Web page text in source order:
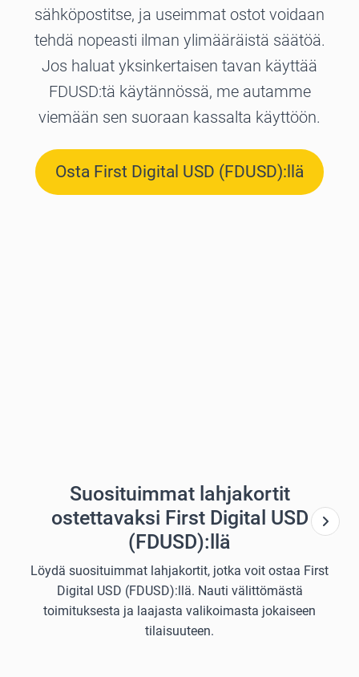
sähköpostitse, ja useimmat ostot voidaan
tehdä nopeasti ilman ylimääräistä säätöä.
Jos haluat yksinkertaisen tavan käyttää
FDUSD:tä käytännössä, me autamme
viemään sen suoraan kassalta käyttöön.
Osta First Digital USD (FDUSD):llä
Suosituimmat lahjakortit
ostettavaksi First Digital USD
(FDUSD):llä
Löydä suosituimmat lahjakortit, jotka voit ostaa First
Digital USD (FDUSD):llä. Nauti välittömästä
toimituksesta ja laajasta valikoimasta jokaiseen
tilaisuuteen.